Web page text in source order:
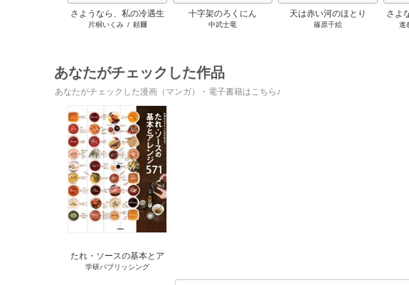
さようなら、私の冷遇生
活 ～パーティーで声をか
片桐いくみ/ 頼爾
十字架のろくにん
中武士竜
天は赤い河のほとり
篠原千絵
さよ
旦進
あなたがチェックした作品
あなたがチェックした漫画（マンガ）・電子書籍はこちら♪
たれ・ソースの基本とア
レンジ571 定番おかずか
学研パブリッシング